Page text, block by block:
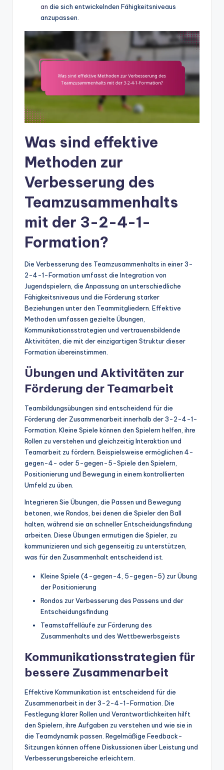
an die sich entwickelnden Fähigkeitsniveaus
anzupassen.
Was sind effektive
Methoden zur
Verbesserung des
Teamzusammenhalts
mit der 3-2-4-1-
Formation?
Die Verbesserung des Teamzusammenhalts in einer 3-
2-4-1-Formation umfasst die Integration von
Jugendspielern, die Anpassung an unterschiedliche
Fähigkeitsniveaus und die Förderung starker
Beziehungen unter den Teammitgliedern. Effektive
Methoden umfassen gezielte Übungen,
Kommunikationsstrategien und vertrauensbildende
Aktivitäten, die mit der einzigartigen Struktur dieser
Formation übereinstimmen.
Übungen und Aktivitäten zur
Förderung der Teamarbeit
Teambildungsübungen sind entscheidend für die
Förderung der Zusammenarbeit innerhalb der 3-2-4-1-
Formation. Kleine Spiele können den Spielern helfen, ihre
Rollen zu verstehen und gleichzeitig Interaktion und
Teamarbeit zu fördern. Beispielsweise ermöglichen 4-
gegen-4- oder 5-gegen-5-Spiele den Spielern,
Positionierung und Bewegung in einem kontrollierten
Umfeld zu üben.
Integrieren Sie Übungen, die Passen und Bewegung
betonen, wie Rondos, bei denen die Spieler den Ball
halten, während sie an schneller Entscheidungsfindung
arbeiten. Diese Übungen ermutigen die Spieler, zu
kommunizieren und sich gegenseitig zu unterstützen,
was für den Zusammenhalt entscheidend ist.
Kleine Spiele (4-gegen-4, 5-gegen-5) zur Übung
der Positionierung
Rondos zur Verbesserung des Passens und der
Entscheidungsfindung
Teamstaffelläufe zur Förderung des
Zusammenhalts und des Wettbewerbsgeists
Kommunikationsstrategien für
bessere Zusammenarbeit
Effektive Kommunikation ist entscheidend für die
Zusammenarbeit in der 3-2-4-1-Formation. Die
Festlegung klarer Rollen und Verantwortlichkeiten hilft
den Spielern, ihre Aufgaben zu verstehen und wie sie in
die Teamdynamik passen. Regelmäßige Feedback-
Sitzungen können offene Diskussionen über Leistung und
Verbesserungsbereiche erleichtern.